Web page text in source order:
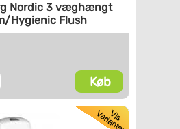
Nordic 3 væghængt
Hygienic Flush
Køb